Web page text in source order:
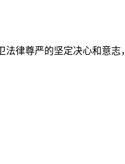
律尊严的坚定决心和意